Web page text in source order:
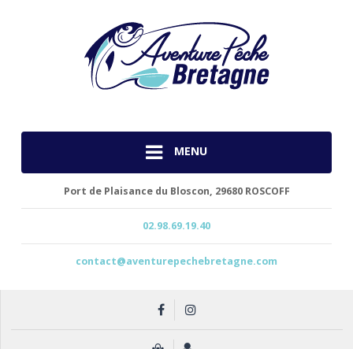
MENU
Port de Plaisance du Bloscon, 29680 ROSCOFF
02.98.69.19.40
contact@aventurepechebretagne.com